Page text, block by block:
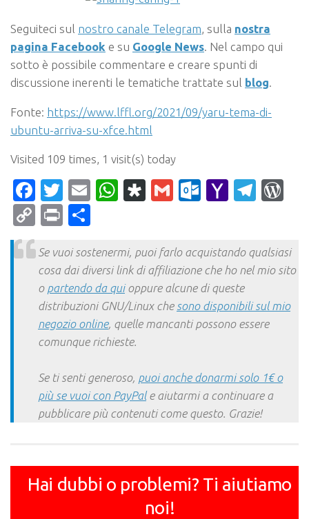
Seguiteci sul nostro canale Telegram, sulla nostra
pagina Facebook e su Google News. Nel campo qui
sotto è possibile commentare e creare spunti di
discussione inerenti le tematiche trattate sul blog.
Fonte: https://www.lffl.org/2021/09/yaru-tema-di-
ubuntu-arriva-su-xfce.html
Visited 109 times, 1 visit(s) today
Facebook
Twitter
EmailWhatsApp
Diaspora
Gmail Yahoo
CopyPrint
Se vuoi sostenermi, puoi farlo acquistando qualsiasi
cosa dai diversi link di affiliazione che ho nel mio sito
o partendo da quioppure alcune di queste
distribuzioni GNU/Linux che sono disponibili sul mio
negozio online, quelle mancanti possono essere
comunque richieste.
Se ti senti generoso, puoi anche donarmi solo 1€ o
più se vuoi con PayPale aiutarmi a continuare a
pubblicare più contenuti come questo. Grazie!
Hai dubbi o problemi? Ti aiutiamo
noi!